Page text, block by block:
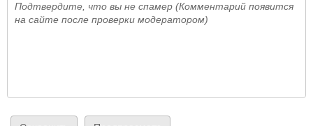
Подтвердите, что вы не спамер (Комментарий появится
на сайте после проверки модератором)